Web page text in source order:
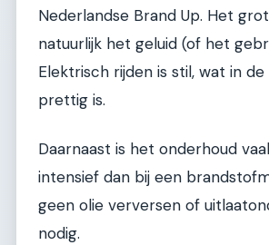
Nederlandse Brand Up. Het
natuurlijk het geluid (of het
Elektrisch rijden is stil, wat in
prettig is.
Daarnaast is het onderhoud
intensief dan bij een
geen olie verversen of
nodig.